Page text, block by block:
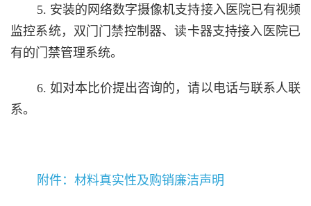
5. 安装的网络数字摄像机支持接入医院已有视频
监控系统，双门门禁控制器、读卡器支持接入医院已
有的门禁管理系统。
6. 如对本比价提出咨询的，请以电话与联系人联
系。
附件：材料真实性及购销廉洁声明